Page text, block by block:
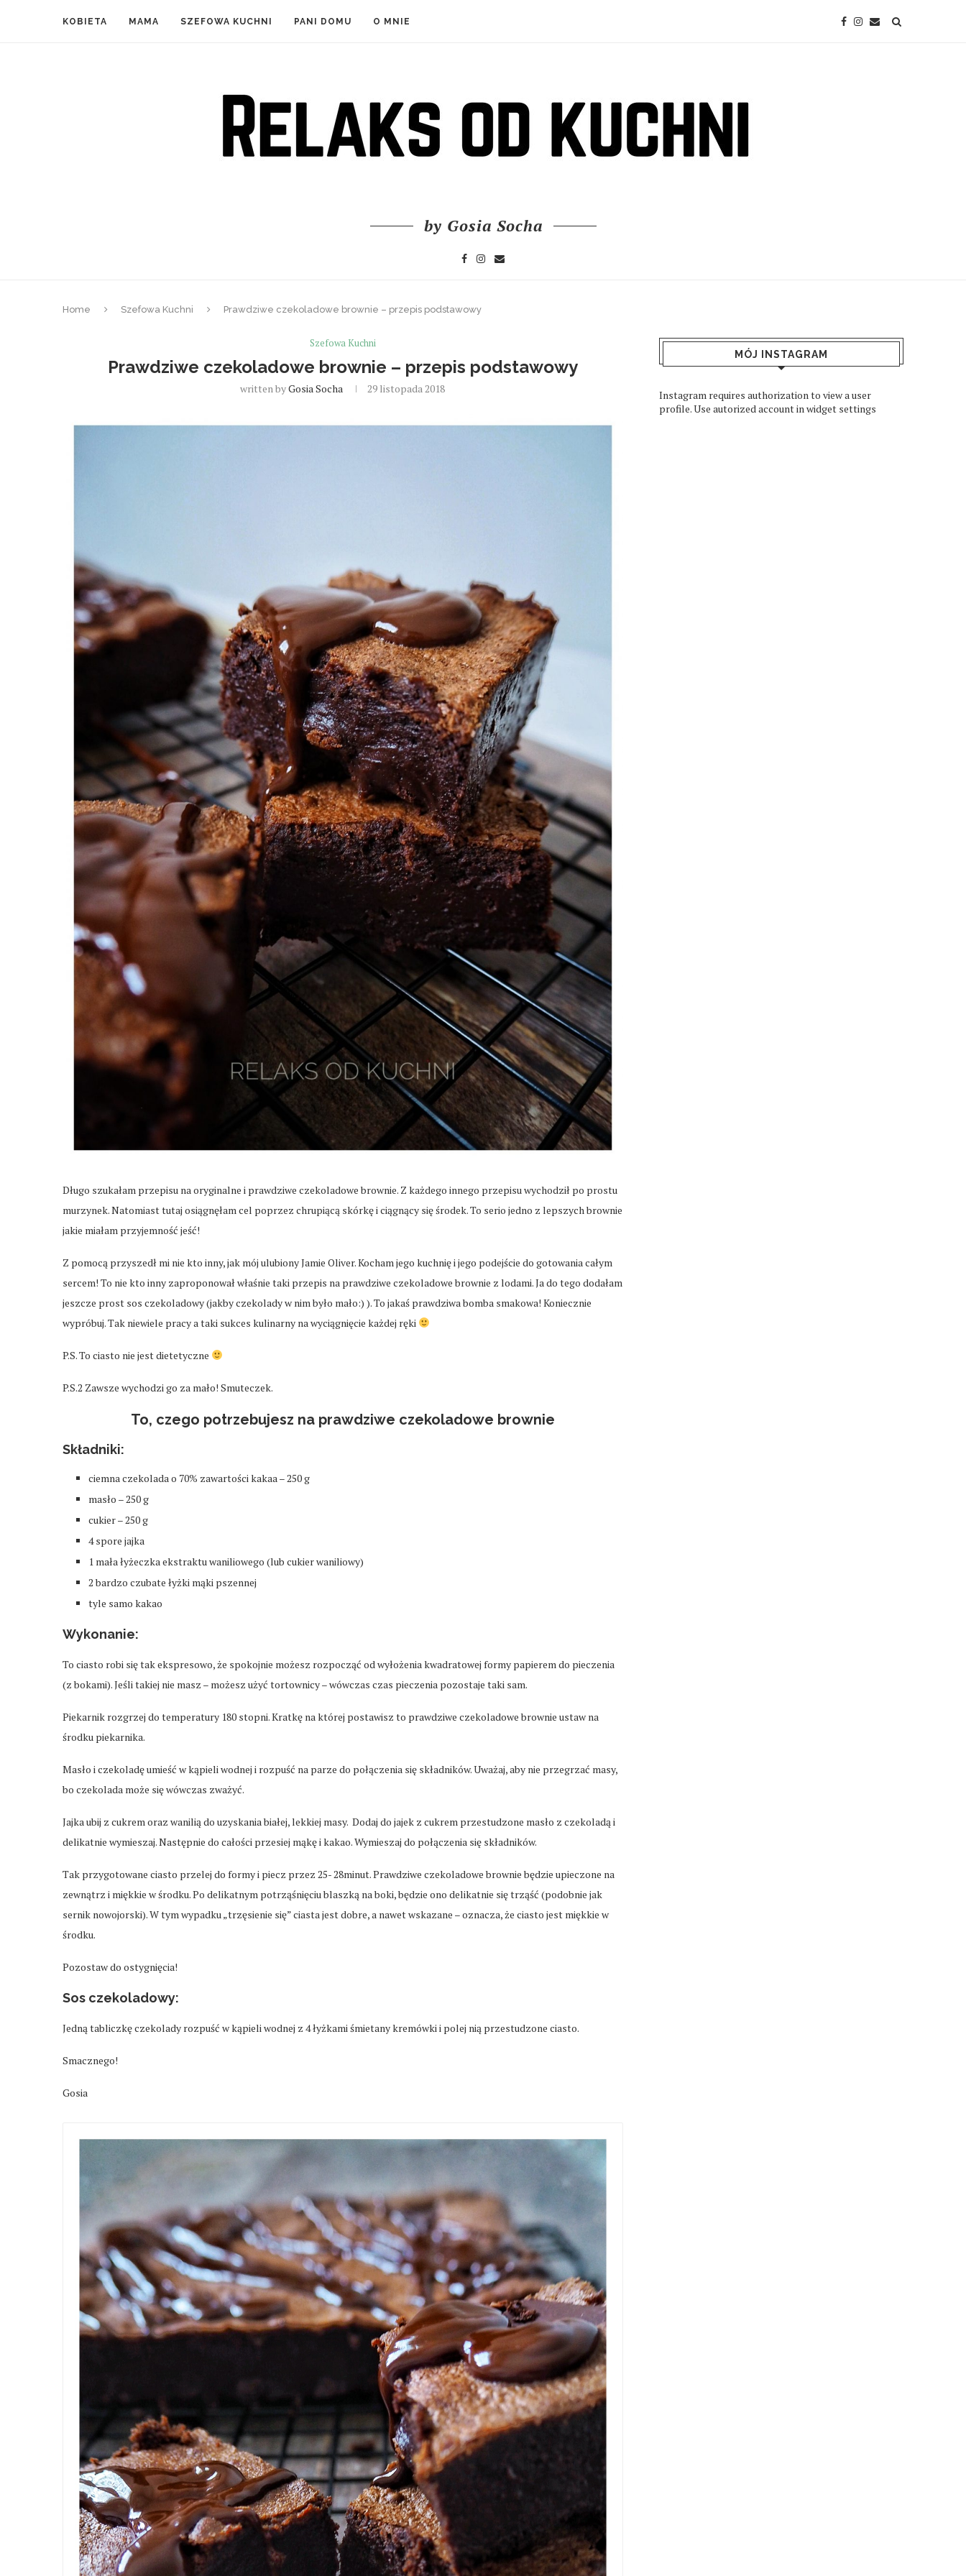
KOBIETA MAMA SZEFOWA KUCHNI PANI DOMU O MNIE
by Gosia Socha
Home Szefowa Kuchni Prawdziwe czekoladowe brownie – przepis podstawowy
Szefowa Kuchni
Prawdziwe czekoladowe brownie – przepis podstawowy
written byGosia Socha 29 listopada 2018
Długo szukałam przepisu na oryginalne i prawdziwe czekoladowe brownie. Z każdego innego przepisu wychodził po prostu
murzynek. Natomiast tutaj osiągnęłam cel poprzez chrupiącą skórkę i ciągnący się środek. To serio jedno z lepszych brownie
jakie miałam przyjemność jeść!
Z pomocą przyszedł mi nie kto inny, jak mój ulubiony Jamie Oliver. Kocham jego kuchnię i jego podejście do gotowania całym
sercem! To nie kto inny zaproponował właśnie taki przepis na prawdziwe czekoladowe brownie z lodami. Ja do tego dodałam
jeszcze prost sos czekoladowy (jakby czekolady w nim było mało:) ). To jakaś prawdziwa bomba smakowa! Koniecznie
wypróbuj. Tak niewiele pracy a taki sukces kulinarny na wyciągnięcie każdej ręki
P.S. To ciasto nie jest dietetyczne
P.S.2 Zawsze wychodzi go za mało! Smuteczek.
To, czego potrzebujesz na prawdziwe czekoladowe brownie
Składniki:
ciemna czekolada o 70% zawartości kakaa – 250 g
masło – 250 g
cukier – 250 g
4 spore jajka
1 mała łyżeczka ekstraktu waniliowego (lub cukier waniliowy)
2 bardzo czubate łyżki mąki pszennej
tyle samo kakao
Wykonanie:
To ciasto robi się tak ekspresowo, że spokojnie możesz rozpocząć od wyłożenia kwadratowej formy papierem do pieczenia
(z bokami). Jeśli takiej nie masz – możesz użyć tortownicy – wówczas czas pieczenia pozostaje taki sam.
Piekarnik rozgrzej do temperatury 180 stopni. Kratkę na której postawisz to prawdziwe czekoladowe brownie ustaw na
środku piekarnika.
Masło i czekoladę umieść w kąpieli wodnej i rozpuść na parze do połączenia się składników. Uważaj, aby nie przegrzać masy,
bo czekolada może się wówczas zważyć.
Jajka ubij z cukrem oraz wanilią do uzyskania białej, lekkiej masy. Dodaj do jajek z cukrem przestudzone masło z czekoladą i
delikatnie wymieszaj. Następnie do całości przesiej mąkę i kakao. Wymieszaj do połączenia się składników.
Tak przygotowane ciasto przelej do formy i piecz przez 25- 28minut. Prawdziwe czekoladowe brownie będzie upieczone na
zewnątrz i miękkie w środku. Po delikatnym potrząśnięciu blaszką na boki, będzie ono delikatnie się trząść (podobnie jak
sernik nowojorski). W tym wypadku „trzęsienie się” ciasta jest dobre, a nawet wskazane – oznacza, że ciasto jest miękkie w
środku.
Pozostaw do ostygnięcia!
Sos czekoladowy:
Jedną tabliczkę czekolady rozpuść w kąpieli wodnej z 4 łyżkami śmietany kremówki i polej nią przestudzone ciasto.
Smacznego!
Gosia
MÓJ INSTAGRAM
Instagram requires authorization to view a user
profile. Use autorized account in widget settings